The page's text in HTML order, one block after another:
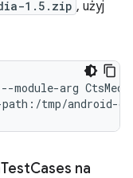
1.5.zip , użyj
--module-arg
path:/tmp/android-
TestCases na